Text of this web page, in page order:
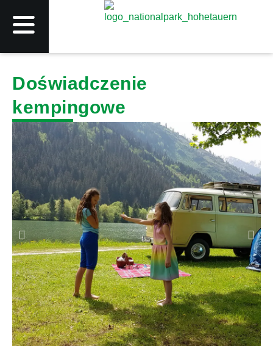
Doświadczenie
kempingowe